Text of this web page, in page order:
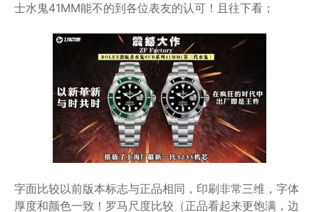
士水鬼41MM能不的到各位表友的认可！且往下看；
字面比较以前版本标志与正品相同，印刷非常三维，字体
厚度和颜色一致！罗马尺度比较（正品看起来更饱满，边